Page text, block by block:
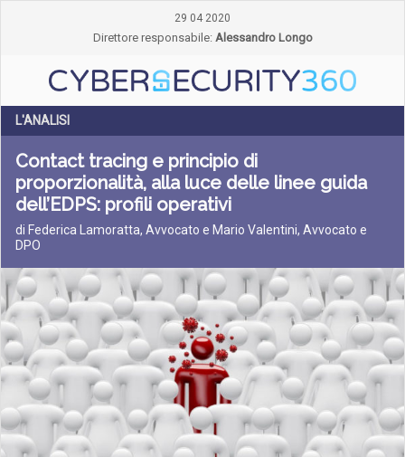
29 04 2020
Direttore responsabile: Alessandro Longo
L'ANALISI
Contact tracing e principio di
proporzionalità, alla luce delle linee guida
dell’EDPS: profili operativi
di Federica Lamoratta, Avvocato e Mario Valentini, Avvocato e
DPO